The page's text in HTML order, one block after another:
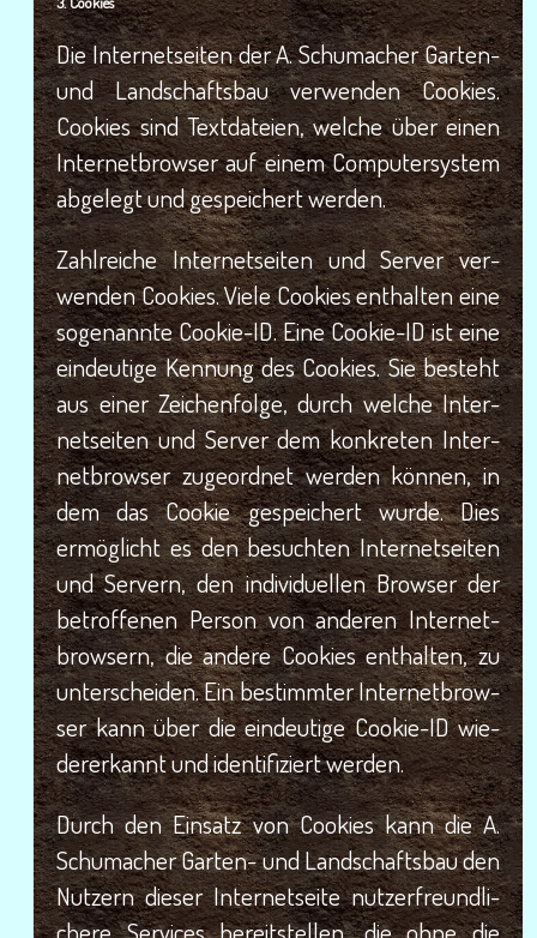
Die Inter­net­sei­ten der A. Schu­ma­cher Gar­ten-
und Land­schafts­bau ver­wen­den Coo­kies.
Coo­kies sind Text­da­tei­en, wel­che über einen
Inter­net­brow­ser auf einem Com­pu­ter­sys­tem
abge­legt und gespei­chert werden.
Zahl­rei­che Inter­net­sei­ten und Ser­ver ver­
wen­den Coo­kies. Vie­le Coo­kies ent­hal­ten eine
soge­nann­te Coo­kie-ID. Eine Coo­kie-ID ist eine
ein­deu­ti­ge Ken­nung des Coo­kies. Sie besteht
aus einer Zei­chen­fol­ge, durch wel­che Inter­
net­sei­ten und Ser­ver dem kon­kre­ten Inter­
net­brow­ser zuge­ord­net wer­den kön­nen, in
dem das Coo­kie gespei­chert wur­de. Dies
ermög­licht es den besuch­ten Inter­net­sei­ten
und Ser­vern, den indi­vi­du­el­len Brow­ser der
betrof­fe­nen Per­son von ande­ren Inter­net­
brow­sern, die ande­re Coo­kies ent­hal­ten, zu
unter­schei­den. Ein bestimm­ter Inter­net­brow­
ser kann über die ein­deu­ti­ge Coo­kie-ID wie­
der­erkannt und iden­ti­fi­ziert werden.
Durch den Ein­satz von Coo­kies kann die A.
Schu­ma­cher Gar­ten- und Land­schafts­bau den
Nut­zern die­ser Inter­net­sei­te nut­zer­freund­li­
che­re Ser­vices bereit­stel­len, die ohne die